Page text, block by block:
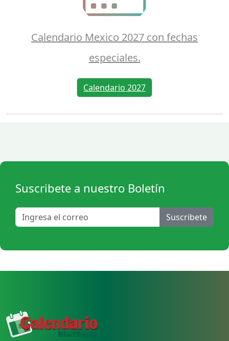
Calendario Mexico 2027 con fechas
especiales.
Calendario 2027
Suscribete a nuestro Boletín
Suscribete